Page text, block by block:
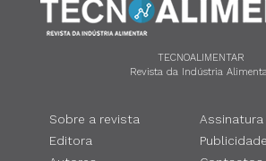
TECNOALIMENTAR
Revista da Indústria
Sobre a revista
Editora
Assinatura
Publicidade